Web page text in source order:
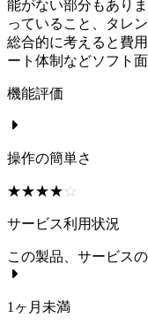
能がない部分もあり
っていること、タレ
総合的に考えると費
ート体制などソフト
機能評価
操作の簡単さ
☆☆☆☆☆
★★★★★
サービス利用状況
この製品、サービス
1ヶ月未満